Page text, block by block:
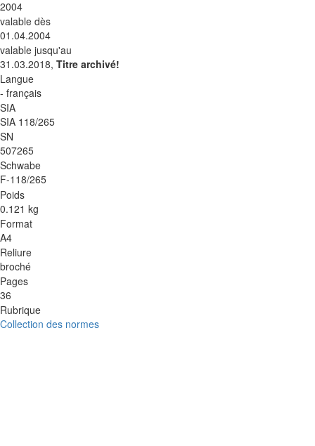
2004
valable dès
01.04.2004
valable jusqu'au
31.03.2018, Titre archivé!
Langue
- français
SIA
SIA 118/265
SN
507265
Schwabe
F-118/265
Poids
0.121 kg
Format
A4
Reliure
broché
Pages
36
Rubrique
Collection des normes